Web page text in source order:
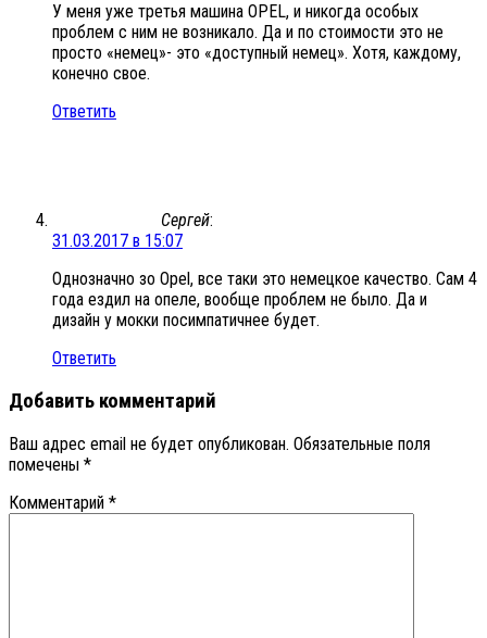
У меня уже третья машина OPEL, и никогда особых
проблем с ним не возникало. Да и по стоимости это не
просто «немец»- это «доступный немец». Хотя, каждому,
конечно свое.
Ответить
Сергей:
31.03.2017 в 15:07
Однозначно зо Opel, все таки это немецкое качество. Сам 4
года ездил на опеле, вообще проблем не было. Да и
дизайн у мокки посимпатичнее будет.
Ответить
Добавить комментарий
Ваш адрес email не будет опубликован. Обязательные поля
помечены *
Комментарий *